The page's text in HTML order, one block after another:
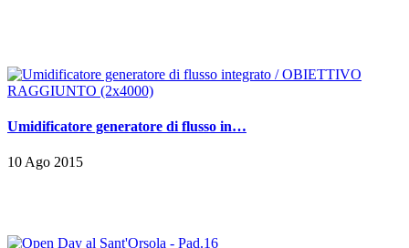
Umidificatore generatore di flusso in…
10 Ago 2015